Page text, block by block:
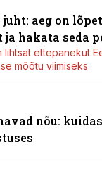
aeg on
hakata seda
lihtsat ettepanekut
mõõtu viimiseks
nõu: